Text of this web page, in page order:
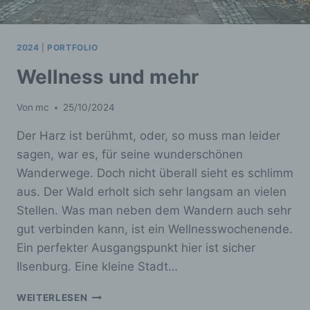
2024 PORTFOLIO
Wellness und mehr
Von mc 25/10/2024
Der Harz ist berühmt, oder, so muss man leider
sagen, war es, für seine wunderschönen
Wanderwege. Doch nicht überall sieht es schlimm
aus. Der Wald erholt sich sehr langsam an vielen
Stellen. Was man neben dem Wandern auch sehr
gut verbinden kann, ist ein Wellnesswochenende.
Ein perfekter Ausgangspunkt hier ist sicher
Ilsenburg. Eine kleine Stadt…
WEITERLESEN WELLNESS